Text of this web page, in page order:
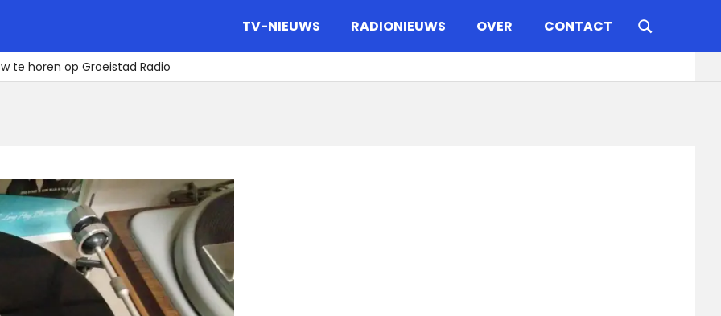
TV-NIEUWS RADIONIEUWS OVER CONTACT
te horen op Groeistad Radio